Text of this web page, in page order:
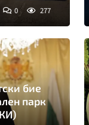
0 277
бие
парк